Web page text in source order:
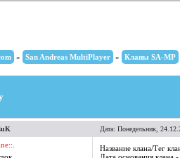
» San Andreas MultiPlayer » Кланы SA-MP
Дата: Понедельник,
Название клана/Тег